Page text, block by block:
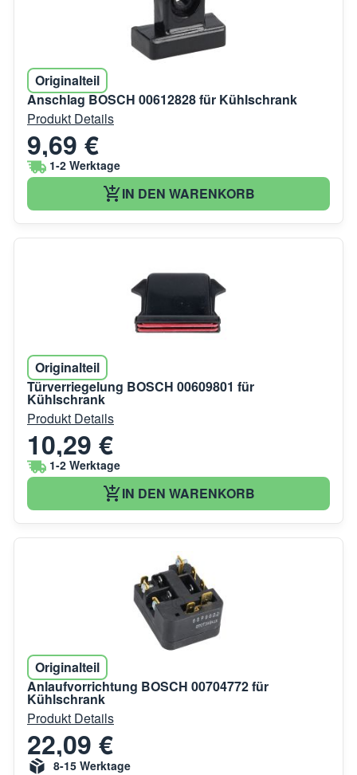
Originalteil
Anschlag BOSCH 00612828 für Kühlschrank
Produkt Details
9,69 €
1-2 Werktage
IN DEN WARENKORB
Originalteil
Türverriegelung BOSCH 00609801 für
Kühlschrank
Produkt Details
10,29 €
1-2 Werktage
IN DEN WARENKORB
Originalteil
Anlaufvorrichtung BOSCH 00704772 für
Kühlschrank
Produkt Details
22,09 €
8-15 Werktage